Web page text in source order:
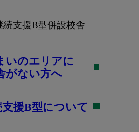
続支援B型併設校舎
いのエリアに
がない方へ
援B型について